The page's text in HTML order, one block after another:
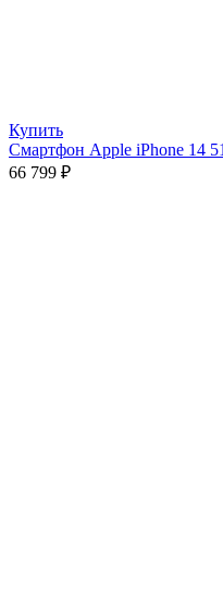
Купить
Смартфон Apple iPhone 14
66 799 ₽